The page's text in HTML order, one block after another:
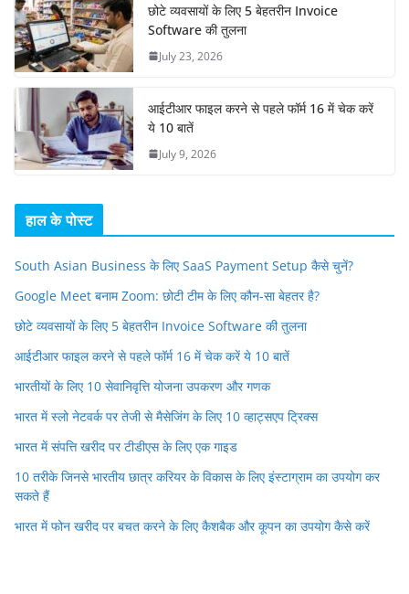
छोटे व्यवसायों के लिए 5 बेहतरीन Invoice
Software की तुलना
July 23, 2026
आईटीआर फाइल करने से पहले फॉर्म 16 में चेक करें
ये 10 बातें
July 9, 2026
हाल के पोस्ट
South Asian Business के लिए SaaS Payment Setup कैसे चुनें?
Google Meet बनाम Zoom: छोटी टीम के लिए कौन-सा बेहतर है?
छोटे व्यवसायों के लिए 5 बेहतरीन Invoice Software की तुलना
आईटीआर फाइल करने से पहले फॉर्म 16 में चेक करें ये 10 बातें
भारतीयों के लिए 10 सेवानिवृत्ति योजना उपकरण और गणक
भारत में स्लो नेटवर्क पर तेजी से मैसेजिंग के लिए 10 व्हाट्सएप ट्रिक्स
भारत में संपत्ति खरीद पर टीडीएस के लिए एक गाइड
10 तरीके जिनसे भारतीय छात्र करियर के विकास के लिए इंस्टाग्राम का उपयोग कर
सकते हैं
भारत में फोन खरीद पर बचत करने के लिए कैशबैक और कूपन का उपयोग कैसे करें